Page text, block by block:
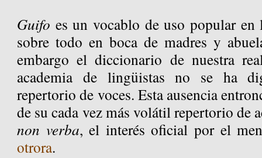
Guifo es un vocablo de uso popular en
sobre todo en boca de madres y
embargo el diccionario de nuestra
academia de lingüistas no se ha
repertorio de voces. Esta ausencia
de su cada vez más volátil repertorio de
non verba, el interés oficial por el
otrora.